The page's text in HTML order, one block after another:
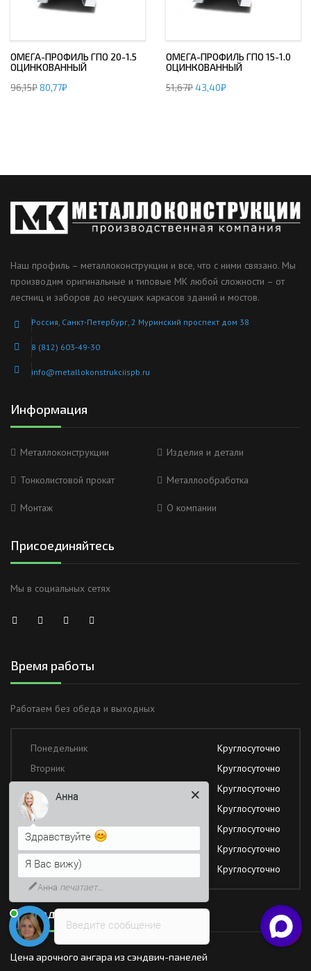
ОМЕГА-ПРОФИЛЬ ГПО 20-1.5
ОЦИНКОВАННЫЙ
96,15₽80,77₽
ОМЕГА-ПРОФИЛЬ ГПО 15-1.0
ОЦИНКОВАННЫЙ
51,67₽43,40₽
Наш профиль – металлоконструкции и все, что с ними связано. Мы
производим оригинальные и типовые МК любой сложности – от
лестниц и заборов до несущих каркасов зданий и мостов.
Россия, Санкт-Петербург, 2 Муринский проспект дом 38
8 (812) 603-49-30
info@metallokonstrukciispb.ru
Информация
Металлоконструкции Изделия и детали
Тонколистовой прокат Металлообработка
Монтаж О компании
Присоединяйтесь
Мы в социальных сетях
Время работы
Работаем без обеда и выходных
Понедельник
Круглосуточно
Вторник
Круглосуточно
Среда
Круглосуточно
Четверг
Круглосуточно
Пятница
Круглосуточно
Суббота
Круглосуточно
Воскресение
Круглосуточно
Последние новости
Цена арочного ангара из сэндвич-панелей
Введите сообщение
Анна
Здравствуйте
Я Вас вижу)
Анна печатает...